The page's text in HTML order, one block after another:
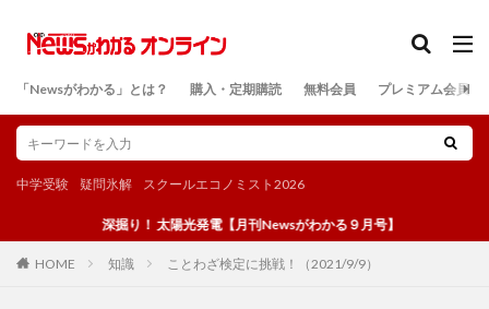
「Newsがわかる」とは？ 購入・定期購読 無料会員 プレミアム会員
中学受験 疑問氷解 スクールエコノミスト2026
深掘り！ 太陽光発電【月刊Newsがわかる９月号】
HOME 知識 ことわざ検定に挑戦！（2021/9/9）
検索